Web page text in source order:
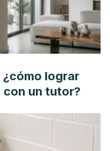
lograr
con un tutor?